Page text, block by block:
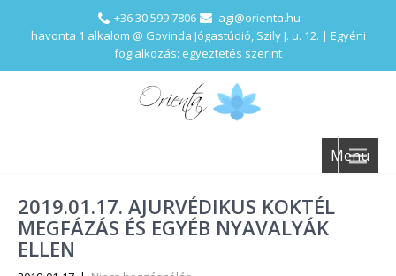
+36 30 599 7806
agi@orienta.hu
havonta 1 alkalom @ Govinda Jógastúdió, Szily J. u. 12. | Egyéni
foglalkozás: egyeztetés szerint
Menu
2019.01.17. AJURVÉDIKUS KOKTÉL
MEGFÁZÁS ÉS EGYÉB NYAVALYÁK
ELLEN